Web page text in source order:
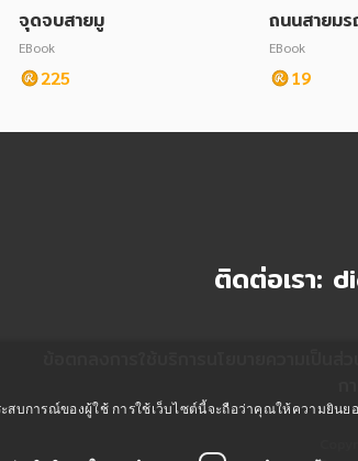
จุดจบสายมู
EBook
225
ถนนสายม
EBook
19
ติดต่อเรา:
สบการณ์ของผู้ใช้ การใช้เว็บไซต์นี้จะถือว่าคุณให้ความยิน